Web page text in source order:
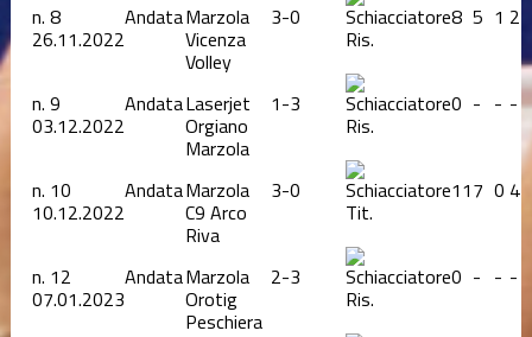
n. 8
26.11.2022
AndataMarzola
Vicenza
Volley
3-0
Ris.
8 5 1 2
n. 9
03.12.2022
AndataLaserjet
Orgiano
Marzola
1-3
Ris.
0 - - -
n. 10
10.12.2022
AndataMarzola
C9 Arco
Riva
3-0
Tit.
117 0 4
n. 12
07.01.2023
AndataMarzola
Orotig
Peschiera
2-3
Ris.
0 - - -